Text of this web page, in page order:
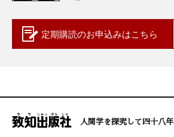
定期購読のお申込みはこちら
人間学を探究して四十八年